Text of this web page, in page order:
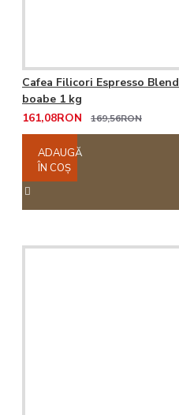
Cafea Filicori Espresso Blend
boabe 1 kg
161,08RON
169,56RON
ADAUGĂ
ÎN COŞ